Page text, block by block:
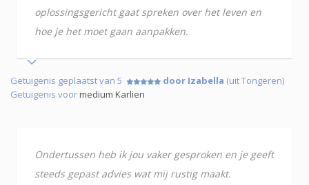
oplossingsgericht gaat spreken over het leven en
hoe je het moet gaan aanpakken.
Getuigenis geplaatst van 5 door Izabella (uit Tongeren)
Getuigenis voormedium Karlien
Ondertussen heb ik jou vaker gesproken en je geeft
steeds gepast advies wat mij rustig maakt.